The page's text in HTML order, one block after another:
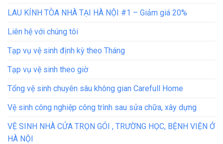
LAU KÍNH TÒA NHÀ TẠI HÀ NỘI #1 – Giảm giá 20%
Liên hệ với chúng tôi
Tạp vụ vệ sinh định kỳ theo Tháng
Tạp vụ vệ sinh theo giờ
Tổng vệ sinh chuyên sâu không gian Carefull Home
Vệ sinh công nghiệp công trình sau sửa chữa, xây dựng
VỆ SINH NHÀ CỬA TRỌN GÓI , TRƯỜNG HỌC, BỆNH VIỆN Ở
HÀ NỘI